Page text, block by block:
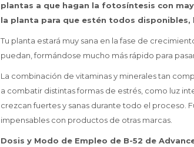
plantas a que hagan la fotosíntesis con
la planta para que estén todos
Tu planta estará muy sana en la fase de
puedan, formándose mucho más rápido para
La combinación de vitaminas y minerales tan
a combatir distintas formas de estrés, como luz
crezcan fuertes y sanas durante todo el proceso.
impensables con productos de otras marcas.
Dosis y Modo de Empleo de B-52 de